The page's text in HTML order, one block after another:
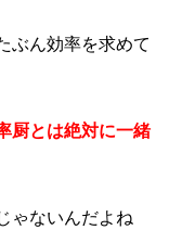
ぶん効率を求めて
厨とは絶対に一緒
ゃないんだよね